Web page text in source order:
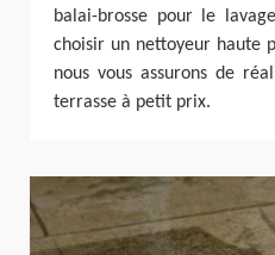
balai-brosse pour le
choisir un nettoyeur haute
nous vous assurons de
terrasse à petit prix.